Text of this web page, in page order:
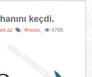
keçdi.
: #news 4706